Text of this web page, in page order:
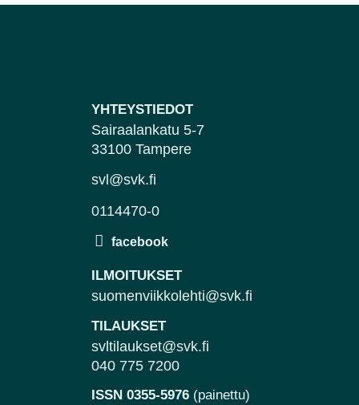
YHTEYSTIEDOT
Sairaalankatu 5-7
33100 Tampere
svl@svk.fi
0114470-0
ILMOITUKSET
suomenviikkolehti@svk.fi
TILAUKSET
svltilaukset@svk.fi
040 775 7200
ISSN 0355-5976 (painettu)